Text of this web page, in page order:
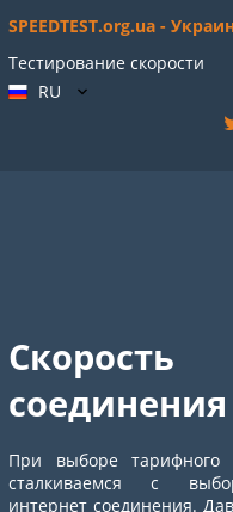
SPEEDTEST.org.ua -
Тестирование скорости
RU
соединения
При выборе
сталкиваемся с
интернет соединения.